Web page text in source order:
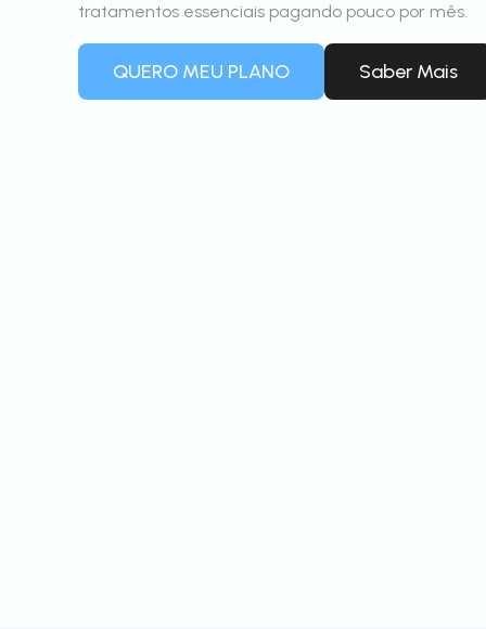
tratamentos essenciais pagando pouco por mês.
QUERO MEU PLANO Saber Mais